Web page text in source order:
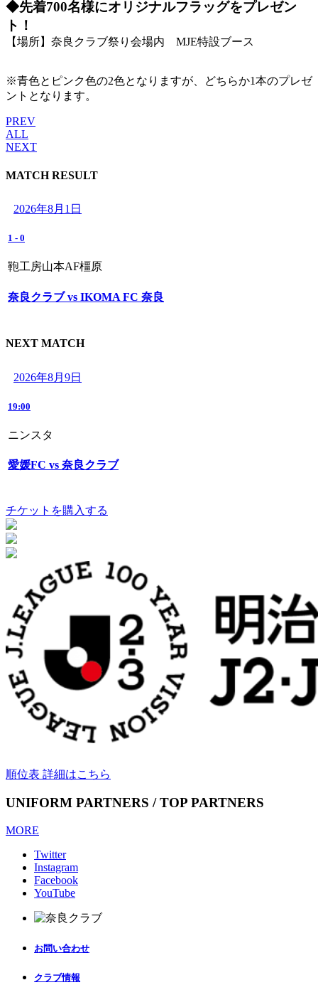
◆先着700名様にオリジナルフラッグをプレゼン
ト！
【場所】奈良クラブ祭り会場内 MJE特設ブース
※青色とピンク色の2色となりますが、どちらか1本のプレゼ
ントとなります。
PREV
ALL
NEXT
MATCH RESULT
2026年8月1日
1 - 0
鞄工房山本AF橿原
奈良クラブ vs IKOMA FC 奈良
NEXT MATCH
2026年8月9日
19:00
ニンスタ
愛媛FC vs 奈良クラブ
チケットを購入する
順位表 詳細はこちら
UNIFORM PARTNERS / TOP PARTNERS
MORE
Twitter
Instagram
Facebook
YouTube
お問い合わせ
クラブ情報